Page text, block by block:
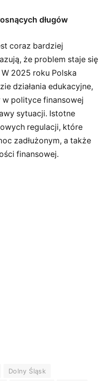
długów
coraz bardziej
że problem staje się
2025 roku Polska
działania edukacyjne,
polityce finansowej
sytuacji. Istotne
regulacji, które
zadłużonym, a także
finansowej.
Dolny Śląsk